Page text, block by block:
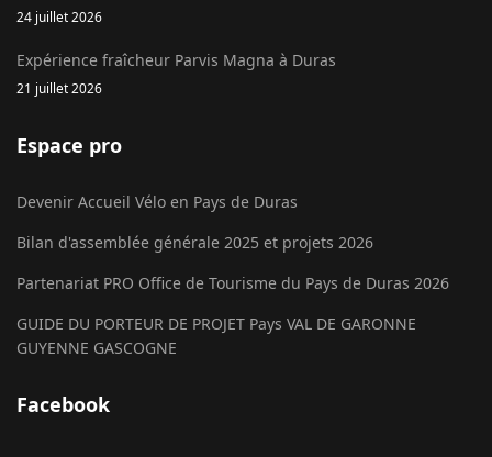
24 juillet 2026
Expérience fraîcheur Parvis Magna à Duras
21 juillet 2026
Espace pro
Devenir Accueil Vélo en Pays de Duras
Bilan d'assemblée générale 2025 et projets 2026
Partenariat PRO Office de Tourisme du Pays de Duras 2026
GUIDE DU PORTEUR DE PROJET Pays VAL DE GARONNE
GUYENNE GASCOGNE
Facebook